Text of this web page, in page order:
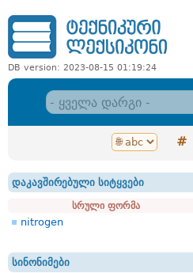
DB version: 2023-08-15 01:19:24
#
დაკავშირებული სიტყვები
სრული ფორმა
nitrogen
სინონიმები